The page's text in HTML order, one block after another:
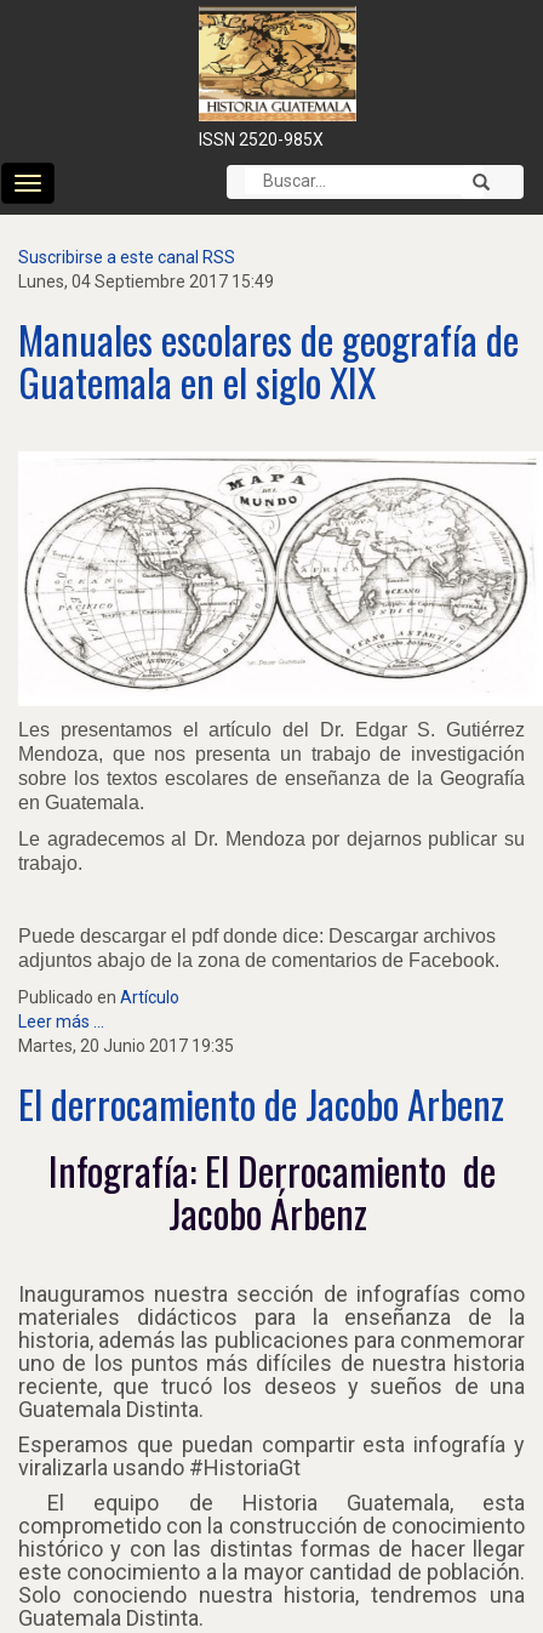
ISSN 2520-985X
Cambiar
modo
navegación
Suscribirse a este canal RSS
Lunes, 04 Septiembre 2017 15:49
Manuales escolares de geografía de
Guatemala en el siglo XIX
Les presentamos el artículo del Dr. Edgar S. Gutiérrez
Mendoza, que nos presenta un trabajo de investigación
sobre los textos escolares de enseñanza de la Geografía
en Guatemala.
Le agradecemos al Dr. Mendoza por dejarnos publicar su
trabajo.
Puede descargar el pdf donde dice: Descargar archivos
adjuntos abajo de la zona de comentarios de Facebook.
Publicado en Artículo
Leer más ...
Martes, 20 Junio 2017 19:35
El derrocamiento de Jacobo Arbenz
Infografía: El Derrocamiento de
Jacobo Árbenz
Inauguramos nuestra sección de infografías como
materiales didácticos para la enseñanza de la
historia, además las publicaciones para conmemorar
uno de los puntos más difíciles de nuestra historia
reciente, que trucó los deseos y sueños de una
Guatemala Distinta.
Esperamos que puedan compartir esta infografía y
viralizarla usando #HistoriaGt
El equipo de Historia Guatemala, esta
comprometido con la construcción de conocimiento
histórico y con las distintas formas de hacer llegar
este conocimiento a la mayor cantidad de población.
Solo conociendo nuestra historia, tendremos una
Guatemala Distinta.